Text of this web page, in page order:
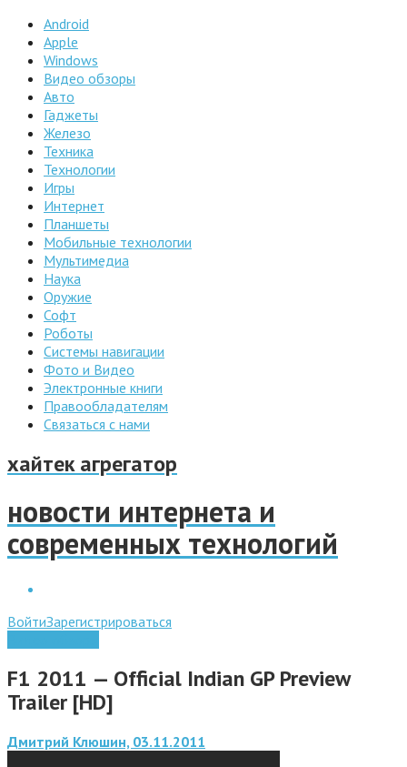
Android
Apple
Windows
Видео обзоры
Авто
Гаджеты
Железо
Техника
Технологии
Игры
Интернет
Планшеты
Мобильные технологии
Мультимедиа
Наука
Оружие
Софт
Роботы
Системы навигации
Фото и Видео
Электронные книги
Правообладателям
Связаться с нами
хайтек агрегатор
новости интернета и
современных технологий
ВойтиЗарегистрироваться
F1 2011 — Official Indian GP Preview
Trailer [HD]
Дмитрий Клюшин, 03.11.2011